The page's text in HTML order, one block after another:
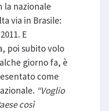
la nazionale
via in Brasile:
E
poi subito volo
giorno fa, è
come
“Voglio
così